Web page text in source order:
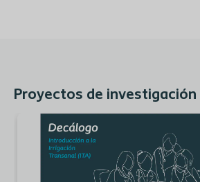
Proyectos de investigación